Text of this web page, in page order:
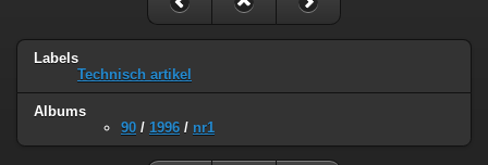
Labels
Technisch artikel
Albums
90 / 1996 / nr1